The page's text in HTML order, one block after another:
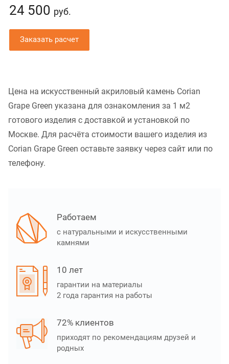
24 500 руб.
Заказать расчет
Цена на искусственный акриловый камень Corian
Grape Green указана для ознакомления за 1 м2
готового изделия с доставкой и установкой по
Москве. Для расчёта стоимости вашего изделия из
Corian Grape Green оставьте заявку через сайт или по
телефону.
Работаем
с натуральными и искусственными
камнями
10 лет
гарантии на материалы
2 года гарантия на работы
72% клиентов
приходят по рекомендациям друзей и
родных